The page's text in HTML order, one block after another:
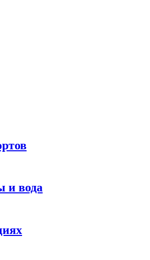
и вода